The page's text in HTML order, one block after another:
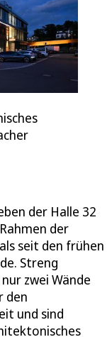
der Halle 32
der
seit den frühen
Streng
zwei Wände
den
und sind